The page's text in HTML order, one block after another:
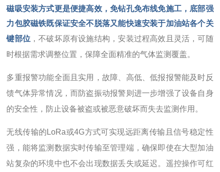
磁吸安装方式更是便捷高效，免钻孔免布线免施工，底部强
力包胶磁铁既保证安全不脱落又能快速安装于加油站各个关
键部位 ，不破坏原有设施结构，安装过程高效且灵活，可随
时根据需求调整位置，保障全面精准的气体监测覆盖。
多重报警功能全面且实用，故障、高低、低报报警能及时反
馈气体异常情况，而防盗振动报警则进一步增强了设备自身
的安全性，防止设备被盗或被恶意破坏而失去监测作用。
无线传输的LoRa或4G方式可实现远距离传输且信号稳定性
强，能将监测数据实时传输至管理端，确保即使在大型加油
站复杂的环境中也不会出现数据丢失或延迟。遥控操作可红